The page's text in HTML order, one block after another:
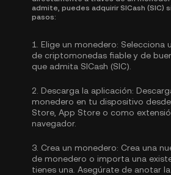
admite, puedes adquirir SICash (SIC)
pasos:
1. Elige un monedero: Selecciona
de criptomonedas fiable y de
que admita SICash (SIC).
2. Descarga la aplicación:
monedero en tu dispositivo
Store, App Store o como
navegador.
3. Crea un monedero: Crea una
de monedero o importa una
tienes una. Asegúrate de anotar